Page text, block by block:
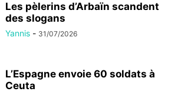
Les pèlerins d’Arbaïn scandent
des slogans
Yannis - 31/07/2026
L’Espagne envoie 60 soldats à
Ceuta